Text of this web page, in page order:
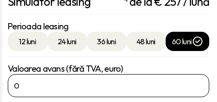
Perioada leasing
12 luni 24 luni 36 luni 48 luni 60 luni
Valoarea avans (fără TVA, euro)